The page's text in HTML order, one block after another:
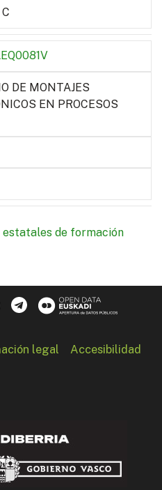
DE MONTAJES
EN PROCESOS
de formación
legal Accesibilidad